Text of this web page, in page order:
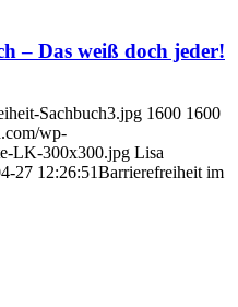
– Das weiß doch jeder!
Sachbuch3.jpg 1600 1600
wp-
LK-300x300.jpg Lisa
27 12:26:51Barrierefreiheit im